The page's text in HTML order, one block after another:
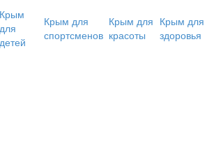
Крым
для
детей
Крым для
спортсменов
Крым для
красоты
Крым для
здоровья